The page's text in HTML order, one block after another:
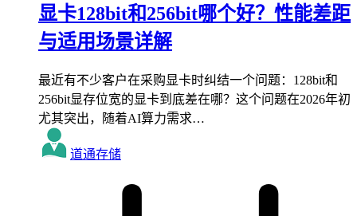
显卡128bit和256bit哪个好？性能差距
与适用场景详解
最近有不少客户在采购显卡时纠结一个问题：128bit和
256bit显存位宽的显卡到底差在哪？这个问题在2026年初
尤其突出，随着AI算力需求…
道通存储